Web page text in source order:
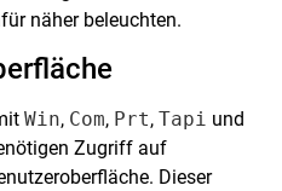
näher beleuchten.
Win, Com, Prt,Tapi und
Zugriff auf
Dieser